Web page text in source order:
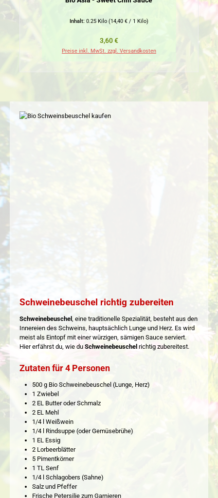
Inhalt: 0.25 Kilo (14,40 € / 1 Kilo)
Regulärer Preis:
3,60 €
Preise inkl. MwSt. zzgl. Versandkosten
Schweinebeuschel richtig zubereiten
Schweinebeuschel , eine traditionelle Spezialität, besteht aus den
Innereien des Schweins, hauptsächlich Lunge und Herz. Es wird
meist als Eintopf mit einer würzigen, sämigen Sauce serviert.
Hier erfährst du, wie du Schweinebeuschel richtig zubereitest.
Zutaten für 4 Personen
500 g Bio Schweinebeuschel (Lunge, Herz)
1 Zwiebel
2 EL Butter oder Schmalz
2 EL Mehl
1/4 l Weißwein
1/4 l Rindsuppe (oder Gemüsebrühe)
1 EL Essig
2 Lorbeerblätter
5 Pimentkörner
1 TL Senf
1/4 l Schlagobers (Sahne)
Salz und Pfeffer
Frische Petersilie zum Garnieren